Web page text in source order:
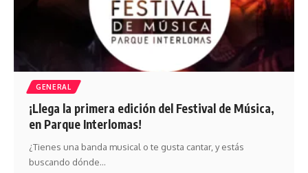
GENERAL
¡Llega la primera edición del Festival de Música,
en Parque Interlomas!
¿Tienes una banda musical o te gusta cantar, y estás
buscando dónde…